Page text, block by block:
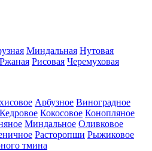
Миндальная Нутовая
Ржаная Рисовая Черемуховая
Арбузное Виноградное
Кедровое Кокосовое Конопляное
Миндальное Оливковое
Расторопши Рыжиковое
тмина